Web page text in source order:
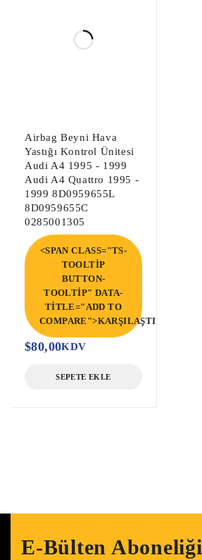
Airbag Beyni Hava
Yastığı Kontrol Ünitesi
Audi A4 1995 - 1999
Audi A4 Quattro 1995 -
1999 8D0959655L
8D0959655C
0285001305
<SPAN CLASS="TS-
TOOLTIP
BUTTON-
TOOLTIP" DATA-
TITLE="ADD TO
COMPARE">KARŞILAŞTIR</SPAN>
$80,00KDV
SEPETE EKLE
E-Bülten Aboneliği